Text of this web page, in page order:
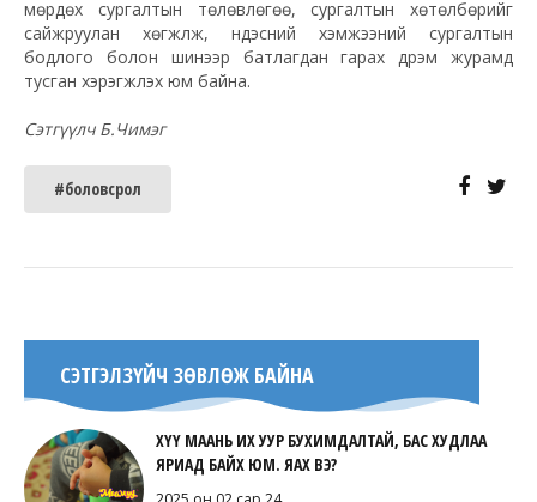
мөрдөх сургалтын төлөвлөгөө, сургалтын хөтөлбөрийг
сайжруулан хөгжүүлж, үндэсний хэмжээний сургалтын
бодлого болон шинээр батлагдан гарах дүрэм журамд
тусган хэрэгжүүлэх юм байна.
Сэтгүүлч Б.Чимэг
#боловсрол
СЭТГЭЛЗҮЙЧ ЗӨВЛӨЖ БАЙНА
ХҮҮ МААНЬ ИХ УУР БУХИМДАЛТАЙ, БАС ХУДЛАА
ЯРИАД БАЙХ ЮМ. ЯАХ ВЭ?